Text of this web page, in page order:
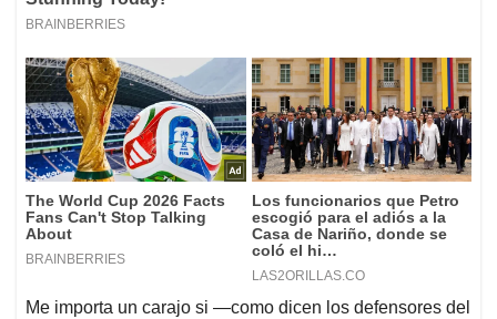
Me importa un carajo si —como dicen los defensores del